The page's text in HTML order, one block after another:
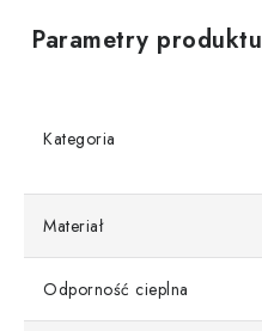
Parametry produktu
Kategoria
Materiał
Odporność cieplna